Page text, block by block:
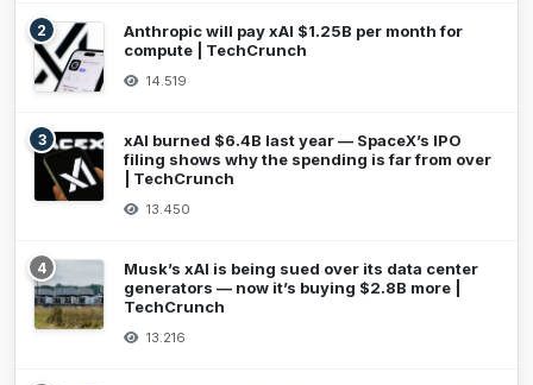
2
Anthropic will pay xAI $1.25B per month for
compute | TechCrunch
14.519
3
xAI burned $6.4B last year — SpaceX’s IPO
filing shows why the spending is far from over
| TechCrunch
13.450
4
Musk’s xAI is being sued over its data center
generators — now it’s buying $2.8B more |
TechCrunch
13.216